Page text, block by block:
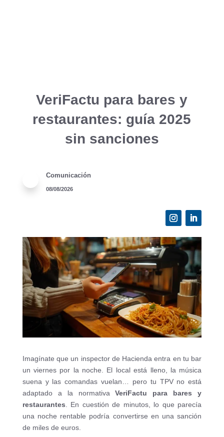
VeriFactu para bares y
restaurantes: guía 2025
sin sanciones
Comunicación
08/08/2026
Imagínate que un inspector de Hacienda entra en tu bar
un viernes por la noche. El local está lleno, la música
suena y las comandas vuelan… pero tu TPV no está
adaptado a la normativaVeriFactu para bares y
restaurantes . En cuestión de minutos, lo que parecía
una noche rentable podría convertirse en una sanción
de miles de euros.